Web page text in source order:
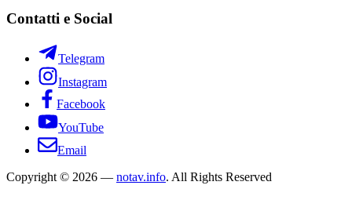
Contatti e Social
Telegram
Instagram
Facebook
YouTube
Email
Copyright © 2026 — notav.info. All Rights Reserved